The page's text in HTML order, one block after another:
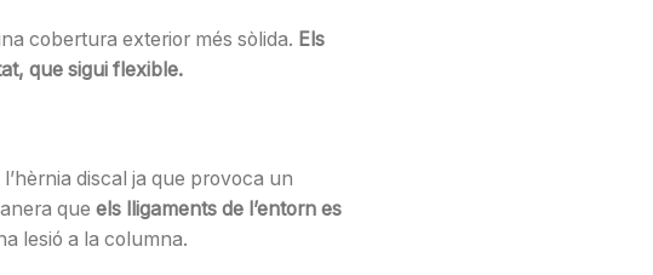
cobertura exterior més sòlida. Els
que sigui flexible.
discal ja que provoca un
que els lligaments de l’entorn es
lesió a la columna.